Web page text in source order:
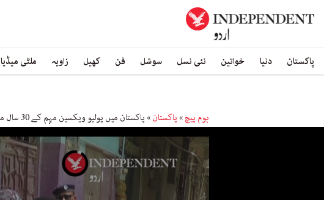
پاکستان دنیا خواتین نئی نسل سوشل فن کھیل زاویہ ملٹی میڈیا
ہوم پیچ» پاکستان» پاکستان میں پولیو ویکسین مہم کے 30 سال مکمل، خاتمہ کیوں نہ ہوا؟